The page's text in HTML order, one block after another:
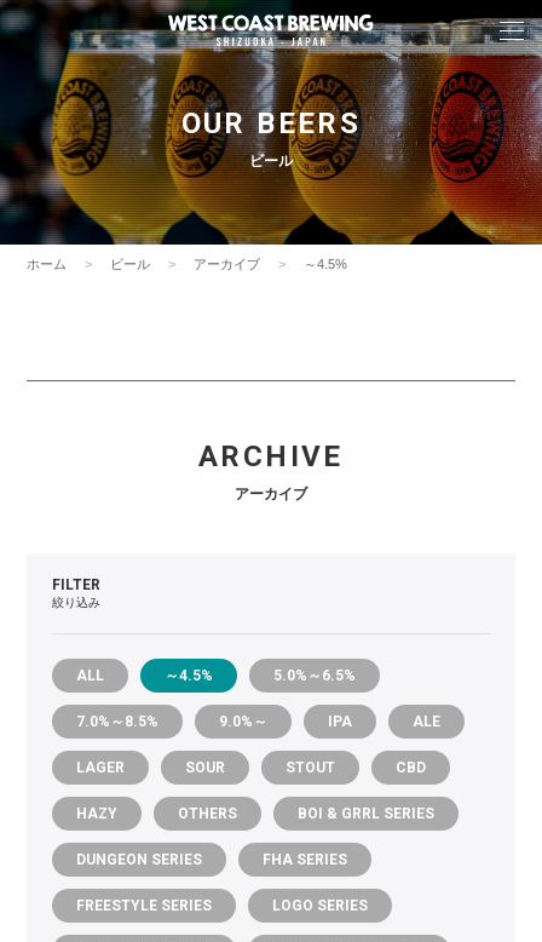
OUR BEERS
ビール
ホーム ビール アーカイブ ～4.5%
ARCHIVE
アーカイブ
FILTER
絞り込み
ALL ～4.5% 5.0%～6.5%
7.0%～8.5% 9.0%～ IPA ALE
LAGER SOUR STOUT CBD
HAZY OTHERS BOI & GRRL SERIES
DUNGEON SERIES FHA SERIES
FREESTYLE SERIES LOGO SERIES